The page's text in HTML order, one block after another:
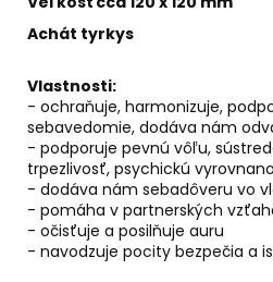
Achát tyrkys
Vlastnosti:
- ochraňuje, harmonizuje,
sebavedomie, dodáva nám
- podporuje pevnú vôľu,
trpezlivosť, psychickú
- dodáva nám sebadôveru vo
- pomáha v partnerských
- očisťuje a posilňuje auru
- navodzuje pocity bezpečia a
ú
č
m
e
KÓD
368
-
BALZAM
DYMIACEJ